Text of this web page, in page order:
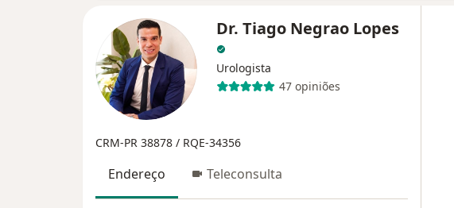
Dr. Tiago Negrao Lopes
Urologista
47 opiniões
CRM-PR 38878 / RQE-34356
Endereço Teleconsulta